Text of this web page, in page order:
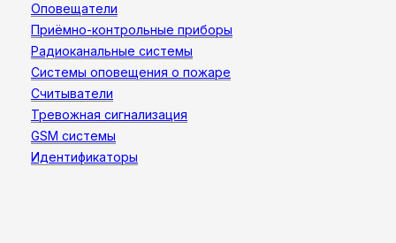
Оповещатели
Приёмно-контрольные приборы
Радиоканальные системы
Системы оповещения о пожаре
Считыватели
Тревожная сигнализация
GSM системы
Идентификаторы